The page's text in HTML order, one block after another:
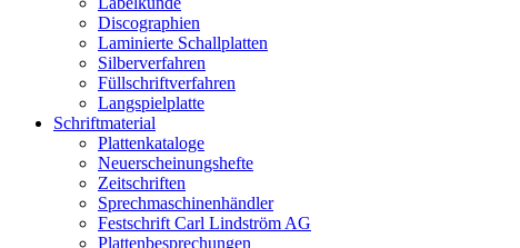
Discographien
Laminierte Schallplatten
Silberverfahren
Füllschriftverfahren
Langspielplatte
Schriftmaterial
Plattenkataloge
Neuerscheinungshefte
Zeitschriften
Sprechmaschinenhändler
Festschrift Carl Lindström AG
Plattenbesprechungen